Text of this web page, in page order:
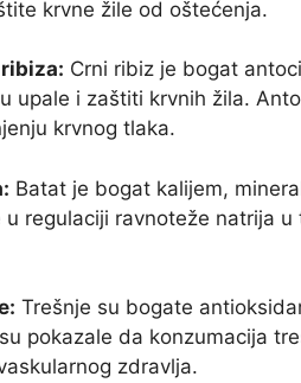
krvne žile od oštećenja.
Crni ribiz je bogat
upale i zaštiti krvnih žila.
krvnog tlaka.
Batat je bogat kalijem,
regulaciji ravnoteže natrija
Trešnje su bogate
pokazale da konzumacija
zdravlja.